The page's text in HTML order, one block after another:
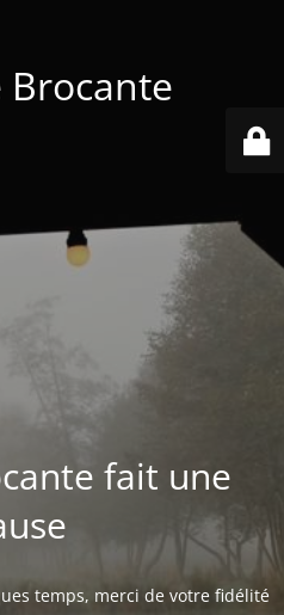
Brocante
fait une
temps, merci de votre fidélité